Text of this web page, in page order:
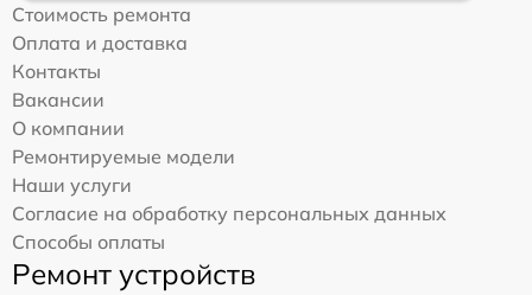
Стоимость ремонта
Оплата и доставка
Контакты
Вакансии
О компании
Ремонтируемые модели
Наши услуги
Согласие на обработку персональных данных
Способы оплаты
Ремонт устройств